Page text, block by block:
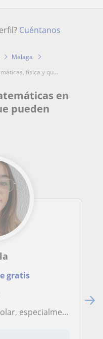
Cuéntanos
Málaga
física y qu...
en
pueden
gratis
alumnos de primaria o de 1º o 2º de ESO